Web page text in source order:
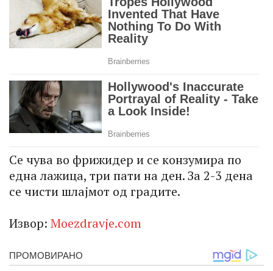
Се чува во фрижидер и се конзумира по
една лажица, три пати на ден. За 2-3 дена
се чисти шлајмот од градите.
Извор: Моеzdravje.com